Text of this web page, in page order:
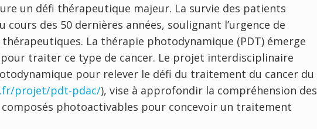
un défi thérapeutique majeur. La survie des patients
cours des 50 dernières années, soulignant l’urgence de
La thérapie photodynamique (PDT) émerge
traiter ce type de cancer. Le projet interdisciplinaire
pour relever le défi du traitement du cancer du
projet/pdt-pdac/), vise à approfondir la compréhension des
photoactivables pour concevoir un traitement